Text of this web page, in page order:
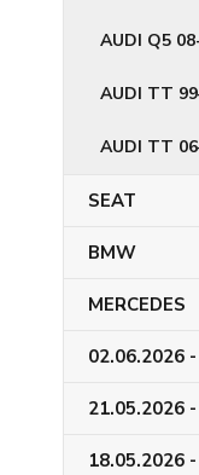
AUDI Q5
AUDI TT
AUDI TT
SEAT
BMW
MERCEDES
02.06.2026 -
21.05.2026
18.05.2026